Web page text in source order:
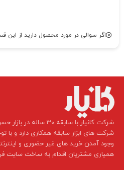
اگر سوالی در مورد محصول دارید از این
​شرکت کانیار با سابقه
شرکت های ابزار سابقه همکاری دارد و با
وجود آمدن خرید های غیر حضوری و
همیاری مشتریان اقدام به ساخت سایت